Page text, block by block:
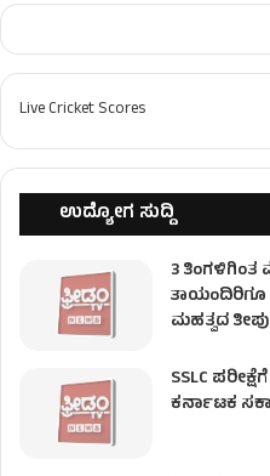
Live Cricket Scores
ಉದ್ಯೋಗ ಸುದ್ದಿ
3 ತಿಂಗಳಿಗಿಂತ
ತಾಯಂದಿರಿಗೂ
ಮಹತ್ವದ
SSLC
ಕರ್ನಾಟಕ